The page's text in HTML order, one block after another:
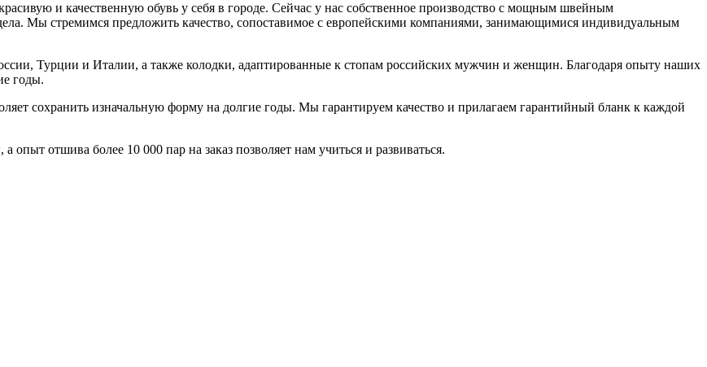
и качественную обувь у себя в городе. Сейчас у нас собственное производство с мощным швейным
Мы стремимся предложить качество, сопоставимое с европейскими компаниями, занимающимися индивидуальным
Турции и Италии, а также колодки, адаптированные к стопам российских мужчин и женщин. Благодаря опыту наших
годы.
сохранить изначальную форму на долгие годы. Мы гарантируем качество и прилагаем гарантийный бланк к каждой
отшива более 10 000 пар на заказ позволяет нам учиться и развиваться.